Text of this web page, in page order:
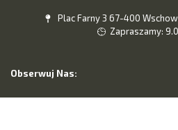
Plac Farny 3 67-400
Zapraszamy:
Obserwuj Nas: